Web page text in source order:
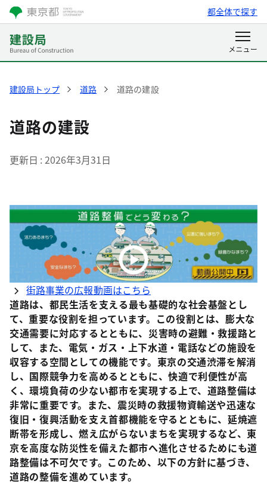
都全体で探す
建設局トップ 道路 道路の建設
道路の建設
更新日 2026年3月31日
街路事業の広報動画はこちら
道路は、都民生活を支える最も基礎的な社会基盤とし
て、重要な役割を担っています。この役割とは、膨大な
交通需要に対応するとともに、災害時の避難・救援路と
して、また、電気・ガス・上下水道・電話などの施設を
収容する空間としての機能です。東京の交通渋滞を解消
し、国際競争力を高めるとともに、快適で利便性が高
く、環境負荷の少ない都市を実現する上で、道路整備は
非常に重要です。また、震災時の救援物資輸送や迅速な
復旧・復興活動を支え首都機能を守るとともに、延焼遮
断帯を形成し、燃え広がらないまちを実現するなど、東
京を高度な防災性を備えた都市へ進化させるためにも道
路整備は不可欠です。このため、以下の方針に基づき、
道路の整備を進めています。